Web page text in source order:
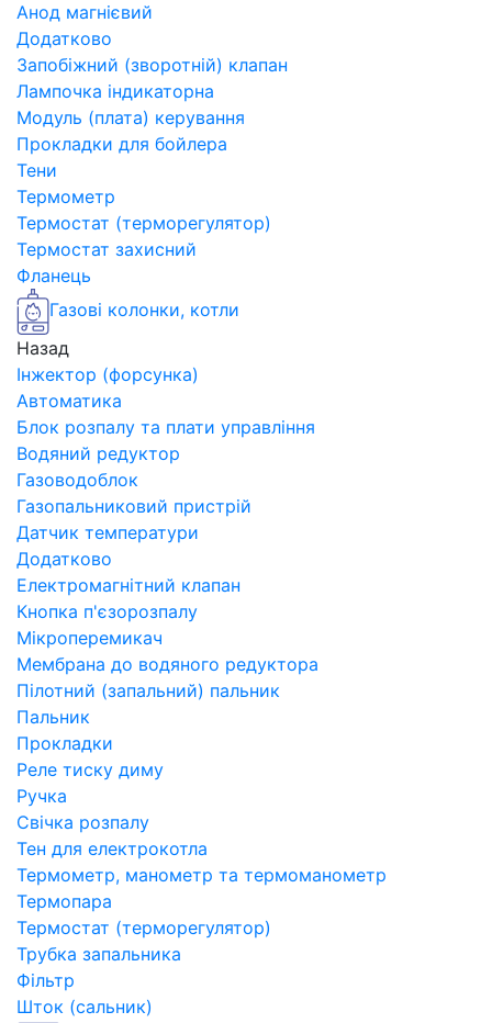
Анод магнієвий
Додатково
Запобіжний (зворотній) клапан
Лампочка індикаторна
Модуль (плата) керування
Прокладки для бойлера
Тени
Термометр
Термостат (терморегулятор)
Термостат захисний
Фланець
Газові колонки, котли
Назад
Інжектор (форсунка)
Автоматика
Блок розпалу та плати управління
Водяний редуктор
Газоводоблок
Газопальниковий пристрій
Датчик температури
Додатково
Електромагнітний клапан
Кнопка п'єзорозпалу
Мікроперемикач
Мембрана до водяного редуктора
Пілотний (запальний) пальник
Пальник
Прокладки
Реле тиску диму
Ручка
Свічка розпалу
Тен для електрокотла
Термометр, манометр та термоманометр
Термопара
Термостат (терморегулятор)
Трубка запальника
Фільтр
Шток (сальник)